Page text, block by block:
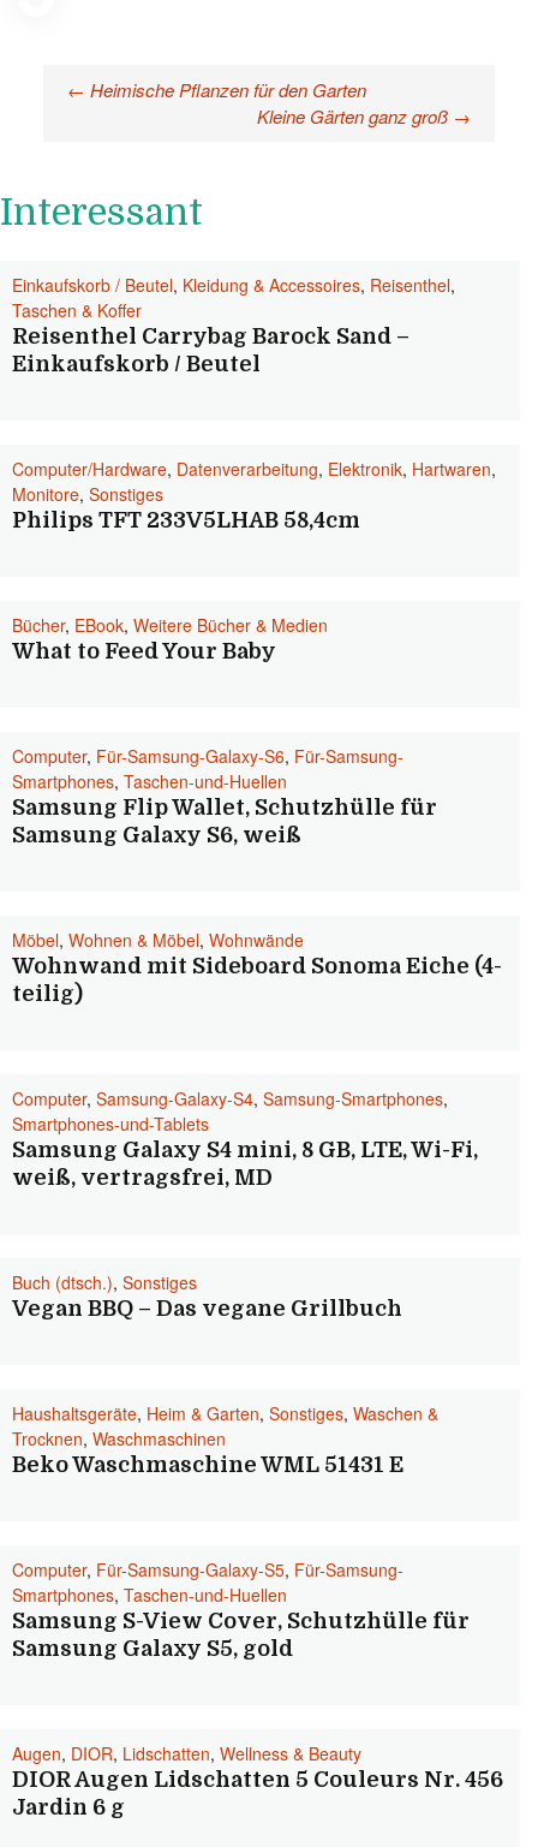
Beitragsnavigation
← Heimische Pflanzen für den Garten
Kleine Gärten ganz groß →
Interessant
Einkaufskorb / Beutel, Kleidung & Accessoires, Reisenthel,
Taschen & Koffer
Reisenthel Carrybag Barock Sand –
Einkaufskorb / Beutel
Computer/Hardware, Datenverarbeitung, Elektronik, Hartwaren,
Monitore, Sonstiges
Philips TFT 233V5LHAB 58,4cm
Bücher, EBook, Weitere Bücher & Medien
What to Feed Your Baby
Computer, Für-Samsung-Galaxy-S6, Für-Samsung-
Smartphones, Taschen-und-Huellen
Samsung Flip Wallet, Schutzhülle für
Samsung Galaxy S6, weiß
Möbel, Wohnen & Möbel, Wohnwände
Wohnwand mit Sideboard Sonoma Eiche (4-
teilig)
Computer, Samsung-Galaxy-S4, Samsung-Smartphones,
Smartphones-und-Tablets
Samsung Galaxy S4 mini, 8 GB, LTE, Wi-Fi,
weiß, vertragsfrei, MD
Buch (dtsch.), Sonstiges
Vegan BBQ – Das vegane Grillbuch
Haushaltsgeräte, Heim & Garten, Sonstiges, Waschen &
Trocknen, Waschmaschinen
Beko Waschmaschine WML 51431 E
Computer, Für-Samsung-Galaxy-S5, Für-Samsung-
Smartphones, Taschen-und-Huellen
Samsung S-View Cover, Schutzhülle für
Samsung Galaxy S5, gold
Augen, DIOR, Lidschatten, Wellness & Beauty
DIOR Augen Lidschatten 5 Couleurs Nr. 456
Jardin 6 g